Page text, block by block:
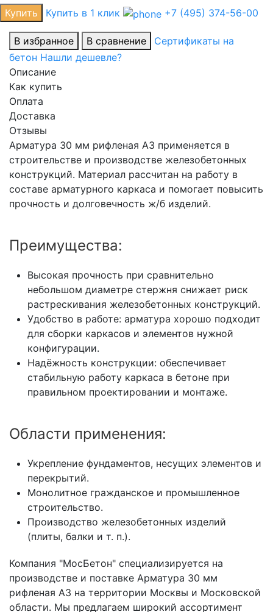
Купить Купить в 1 клик +7 (495) 374-56-00
В избранное В сравнение
Сертификаты на
бетон Нашли дешевле?
Описание
Как купить
Оплата
Доставка
Отзывы
Арматура 30 мм рифленая А3 применяется в
строительстве и производстве железобетонных
конструкций. Материал рассчитан на работу в
составе арматурного каркаса и помогает повысить
прочность и долговечность ж/б изделий.
Преимущества:
Высокая прочность при сравнительно
небольшом диаметре стержня снижает риск
растрескивания железобетонных конструкций.
Удобство в работе: арматура хорошо подходит
для сборки каркасов и элементов нужной
конфигурации.
Надёжность конструкции: обеспечивает
стабильную работу каркаса в бетоне при
правильном проектировании и монтаже.
Области применения:
Укрепление фундаментов, несущих элементов и
перекрытий.
Монолитное гражданское и промышленное
строительство.
Производство железобетонных изделий
(плиты, балки и т. п.).
Компания "МосБетон" специализируется на
производстве и поставке Арматура 30 мм
рифленая А3 на территории Москвы и Московской
области. Мы предлагаем широкий ассортимент